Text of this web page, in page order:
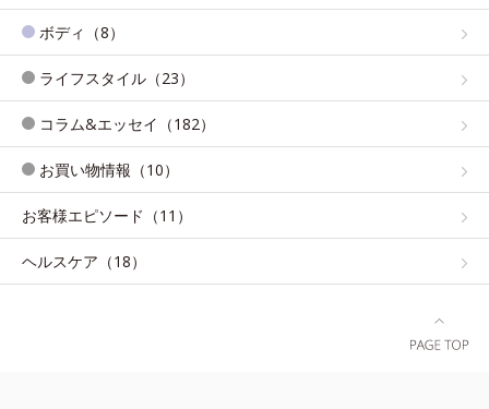
ボディ（8）
ライフスタイル（23）
コラム&エッセイ（182）
お買い物情報（10）
お客様エピソード（11）
ヘルスケア（18）